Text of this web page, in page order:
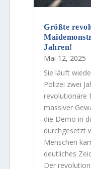
Größte
Jahren!
Mai 12, 2025
Sie läuft
Polizei zwei
revolutionäre
massiver
die Demo in
durchgesetzt
Menschen
deutliches
Der